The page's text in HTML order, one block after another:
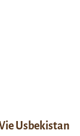
Usbekistan